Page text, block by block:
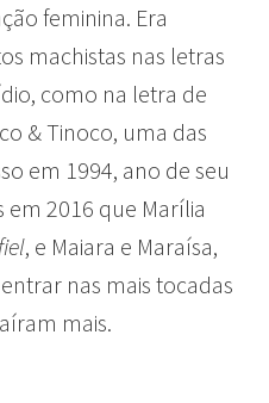
feminina. Era
machistas nas letras
como na letra de
& Tinoco, uma das
em 1994, ano de seu
2016 que Marília
, e Maiara e Maraísa,
nas mais tocadas
mais.